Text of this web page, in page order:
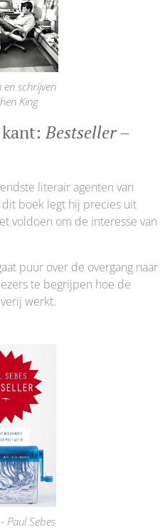
en schrijven
King
kant:Bestseller–
literair agenten van
boek legt hij precies uit
voldoen om de interesse van
puur over de overgang naar
te begrijpen hoe de
werkt.
Paul Sebes